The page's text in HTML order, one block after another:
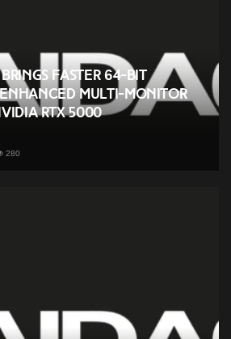
Brings Faster 64-Bit
Multi-Monitor
RTX 5000
280